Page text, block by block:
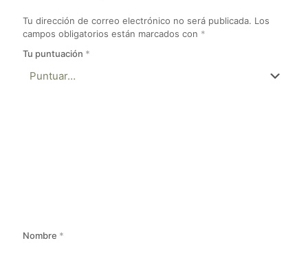
Tu dirección de correo electrónico no será publicada. Los
campos obligatorios están marcados con *
Tu puntuación *
Nombre *